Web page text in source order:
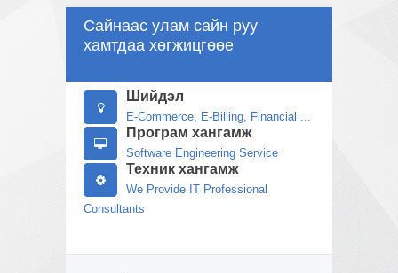
Сайнаас улам сайн руу
хамтдаа хөгжицгөөе
Шийдэл
E-Commerce, E-Billing, Financial ...
Програм хангамж
Software Engineering Service
Техник хангамж
We Provide IT Professional
Consultants